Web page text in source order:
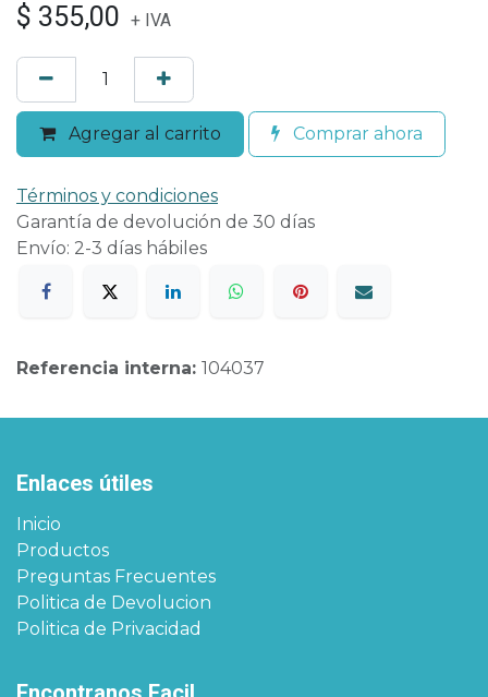
$ 355,00 + IVA
Agregar al carrito Comprar ahora
Términos y condiciones
Garantía de devolución de 30 días
Envío: 2-3 días hábiles
Referencia interna: 104037
Enlaces útiles
Inicio
Productos
Preguntas Frecuentes
Politica de Devolucion
Politica de Privacidad